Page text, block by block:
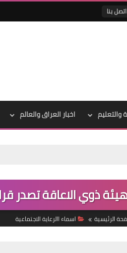
اتصل بنا
والتعليم اخبار العراق والعالم
ذوي الاعاقة تصدر
الرئيسية اسماء االرعاية الاجتماعية